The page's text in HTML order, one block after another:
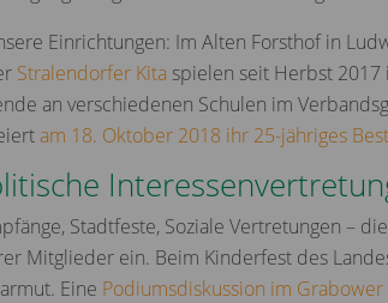
Einrichtungen: Im Alten Forsthof in
Stralendorfer Kita spielen seit Herbst
an verschiedenen Schulen im
am 18. Oktober 2018 ihr 25-jähriges
Stadtfeste, Soziale Vertretungen –
Mitglieder ein. Beim Kinderfest des
Eine Podiumsdiskussion im Grabower